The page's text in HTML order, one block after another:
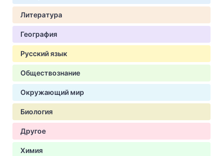
Литература
География
Русский язык
Обществознание
Окружающий мир
Биология
Другое
Химия